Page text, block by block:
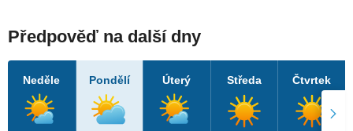
Předpověď na další dny
Neděle Pondělí Úterý Středa Čtvrtek